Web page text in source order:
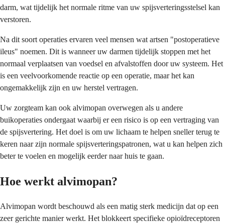
darm, wat tijdelijk het normale ritme van uw spijsverteringsstelsel kan
verstoren.
Na dit soort operaties ervaren veel mensen wat artsen "postoperatieve
ileus" noemen. Dit is wanneer uw darmen tijdelijk stoppen met het
normaal verplaatsen van voedsel en afvalstoffen door uw systeem. Het
is een veelvoorkomende reactie op een operatie, maar het kan
ongemakkelijk zijn en uw herstel vertragen.
Uw zorgteam kan ook alvimopan overwegen als u andere
buikoperaties ondergaat waarbij er een risico is op een vertraging van
de spijsvertering. Het doel is om uw lichaam te helpen sneller terug te
keren naar zijn normale spijsverteringspatronen, wat u kan helpen zich
beter te voelen en mogelijk eerder naar huis te gaan.
Hoe werkt alvimopan?
Alvimopan wordt beschouwd als een matig sterk medicijn dat op een
zeer gerichte manier werkt. Het blokkeert specifieke opioïdreceptoren